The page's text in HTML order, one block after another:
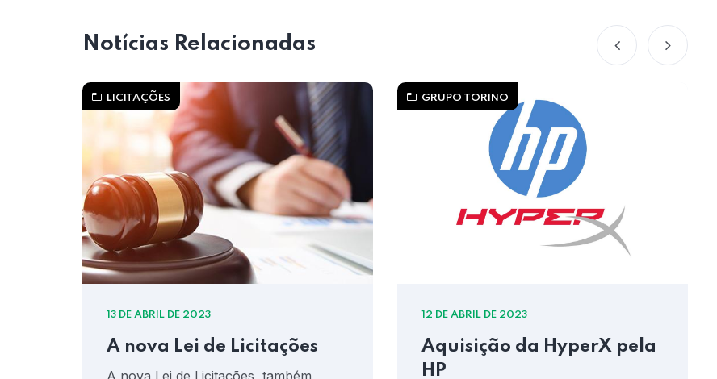
Notícias Relacionadas
LICITAÇÕES
13 DE ABRIL DE 2023
A nova Lei de Licitações
A nova Lei de Licitações, também
GRUPO TORINO
12 DE ABRIL DE 2023
Aquisição da HyperX pela
HP